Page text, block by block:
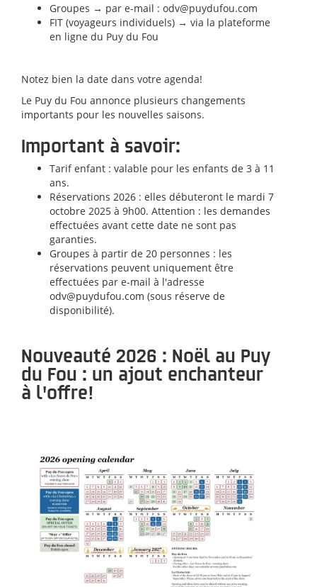
Groupes → par e-mail : odv@puydufou.com
FIT (voyageurs individuels) → via la plateforme
en ligne du Puy du Fou
Notez bien la date dans votre agenda!
Le Puy du Fou annonce plusieurs changements
importants pour les nouvelles saisons.
​Important à savoir:
Tarif enfant : valable pour les enfants de 3 à 11
ans.
Réservations 2026 : elles débuteront le mardi 7
octobre 2025 à 9h00. Attention : les demandes
effectuées avant cette date ne sont pas
garanties.
Groupes à partir de 20 personnes : les
réservations peuvent uniquement être
effectuées par e-mail à l'adresse
odv@puydufou.com (sous réserve de
disponibilité).
Nouveauté 2026 : Noël au Puy
du Fou : un ajout enchanteur
à l'offre!